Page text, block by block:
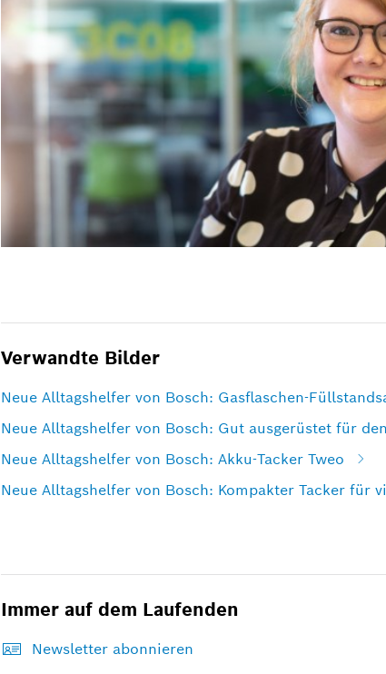
Verwandte Bilder
Neue Alltagshelfer von Bosch: Gasflaschen-
Neue Alltagshelfer von Bosch: Gut ausgerüstet für
Neue Alltagshelfer von Bosch: Akku-Tacker Tweo
Neue Alltagshelfer von Bosch: Kompakter Tacker für
Immer auf dem Laufenden
Newsletter abonnieren